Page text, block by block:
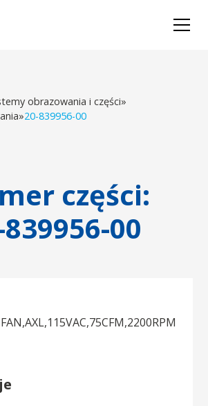
obrazowania i części»
»20-839956-00
części:
00